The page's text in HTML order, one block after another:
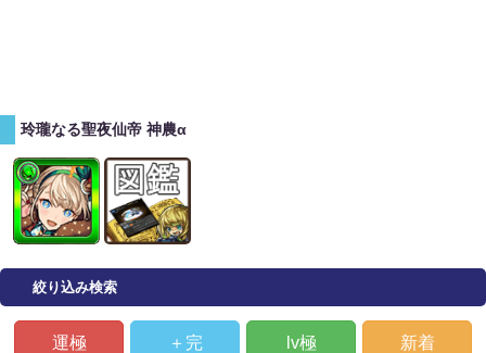
玲瓏なる聖夜仙帝 神農α
絞り込み検索
運極 ＋完 lv極 新着